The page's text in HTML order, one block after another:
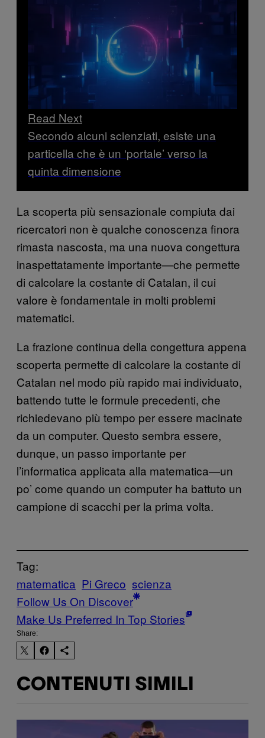
Read Next
Secondo alcuni scienziati, esiste una
particella che è un ‘portale’ verso la
quinta dimensione
La scoperta più sensazionale compiuta dai
ricercatori non è qualche conoscenza finora
rimasta nascosta, ma una nuova congettura
inaspettatamente importante—che permette
di calcolare la costante di Catalan, il cui
valore è fondamentale in molti problemi
matematici.
La frazione continua della congettura appena
scoperta permette di calcolare la costante di
Catalan nel modo più rapido mai individuato,
battendo tutte le formule precedenti, che
richiedevano più tempo per essere macinate
da un computer. Questo sembra essere,
dunque, un passo importante per
l’informatica applicata alla matematica—un
po’ come quando un computer ha battuto un
campione di scacchi per la prima volta.
Tag:
matematica Pi Greco scienza
Follow Us On Discover
Make Us Preferred In Top Stories
Share:
CONTENUTI SIMILI